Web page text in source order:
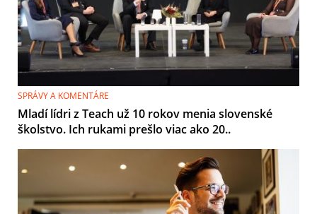
SPRÁVY A KOMENTÁRE
Mladí lídri z Teach už 10 rokov menia slovenské
školstvo. Ich rukami prešlo viac ako 20..